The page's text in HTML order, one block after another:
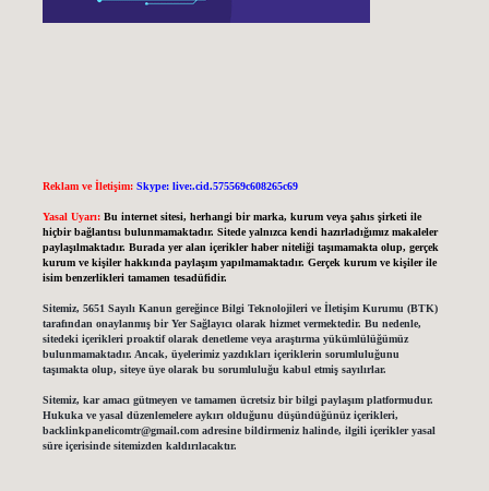
Reklam ve İletişim: Skype: live:.cid.575569c608265c69
Yasal Uyarı: Bu internet sitesi, herhangi bir marka, kurum veya şahıs şirketi ile
hiçbir bağlantısı bulunmamaktadır. Sitede yalnızca kendi hazırladığımız makaleler
paylaşılmaktadır. Burada yer alan içerikler haber niteliği taşımamakta olup, gerçek
kurum ve kişiler hakkında paylaşım yapılmamaktadır. Gerçek kurum ve kişiler ile
isim benzerlikleri tamamen tesadüfidir.
Sitemiz, 5651 Sayılı Kanun gereğince Bilgi Teknolojileri ve İletişim Kurumu (BTK)
tarafından onaylanmış bir Yer Sağlayıcı olarak hizmet vermektedir. Bu nedenle,
sitedeki içerikleri proaktif olarak denetleme veya araştırma yükümlülüğümüz
bulunmamaktadır. Ancak, üyelerimiz yazdıkları içeriklerin sorumluluğunu
taşımakta olup, siteye üye olarak bu sorumluluğu kabul etmiş sayılırlar.
Sitemiz, kar amacı gütmeyen ve tamamen ücretsiz bir bilgi paylaşım platformudur.
Hukuka ve yasal düzenlemelere aykırı olduğunu düşündüğünüz içerikleri,
backlinkpanelicomtr@gmail.comadresine bildirmeniz halinde, ilgili içerikler yasal
süre içerisinde sitemizden kaldırılacaktır.